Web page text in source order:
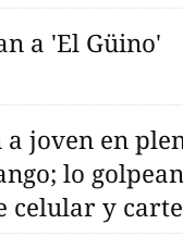
a 'El Güino'
joven en
lo
celular y